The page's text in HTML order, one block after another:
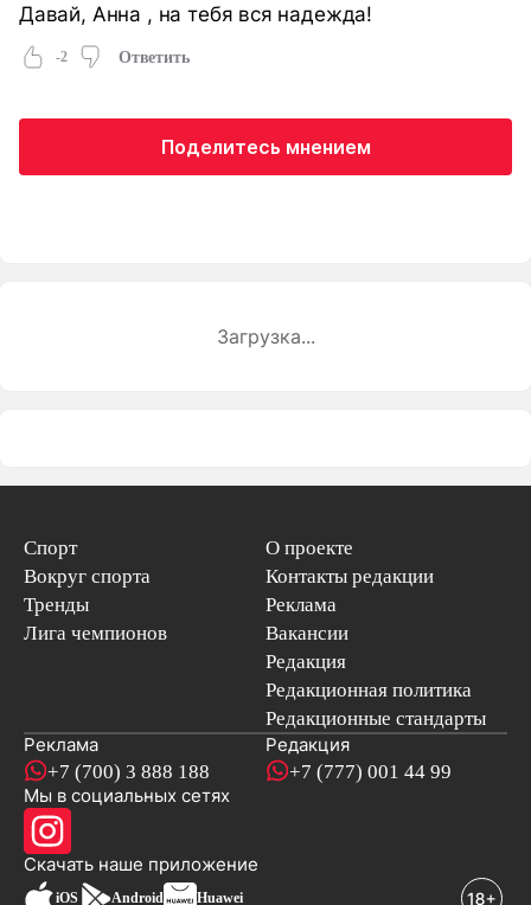
Давай, Анна , на тебя вся надежда!
-2 Ответить
Поделитесь мнением
Загрузка...
Спорт
Вокруг спорта
Тренды
Лига чемпионов
О проекте
Контакты редакции
Реклама
Вакансии
Редакция
Редакционная политика
Редакционные стандарты
Реклама
+7 (700) 3 888 188
Редакция
+7 (777) 001 44 99
Мы в социальных сетях
Скачать наше приложениеновостей
iOS Android Huawei